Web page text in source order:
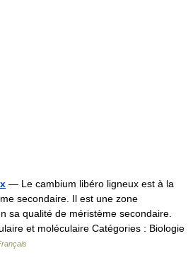
— Le cambium libéro ligneux est à la
secondaire. Il est une zone
sa qualité de méristème secondaire.
et moléculaire Catégories : Biologie